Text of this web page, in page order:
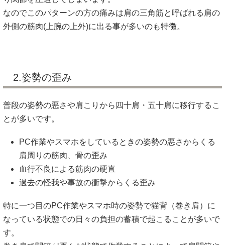
なのでこのパターンの方の痛みは肩の三角筋と呼ばれる肩の
外側の筋肉(上腕の上外)に出る事が多いのも特徴。
2.姿勢の歪み
普段の姿勢の悪さや肩こりから四十肩・五十肩に移行するこ
とが多いです。
PC作業やスマホをしているときの姿勢の悪さからくる
肩周りの筋肉、骨の歪み
血行不良による筋肉の硬直
過去の怪我や事故の衝撃からくる歪み
特に一つ目のPC作業やスマホ時の姿勢で猫背（巻き肩）に
なっている状態での日々の負担の蓄積で起こることが多いで
す。